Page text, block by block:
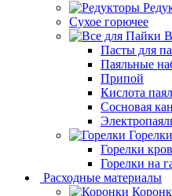
Сухое горючее
Пасты для
Паяльные
Припой
Кислота
Сосновая
Горелки
Горелки
Горелки на
Расходные материалы